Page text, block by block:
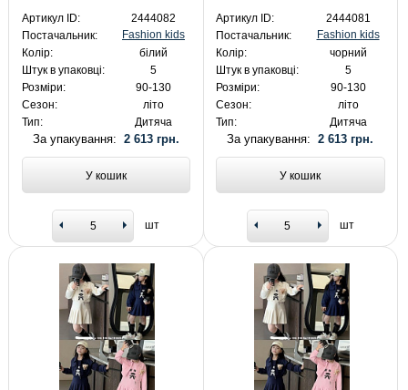
Артикул ID:
2444082
Постачальник:
Fashion kids
Колір:
білий
Штук в упаковці:
5
Розміри:
90-130
Сезон:
літо
Тип:
Дитяча
За упакування: 2 613 грн.
У кошик
шт
Артикул ID:
2444081
Постачальник:
Fashion kids
Колір:
чорний
Штук в упаковці:
5
Розміри:
90-130
Сезон:
літо
Тип:
Дитяча
За упакування:2 613 грн.
У кошик
шт